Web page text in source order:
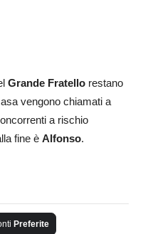
Grande Fratello restano
vengono chiamati a
a rischio
fine è Alfonso.
Preferite